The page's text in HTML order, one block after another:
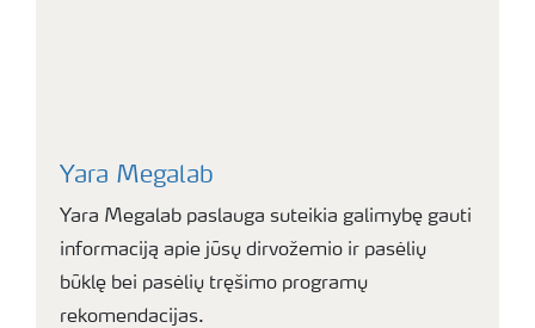
Yara Megalab
Yara Megalab paslauga suteikia galimybę gauti
informaciją apie jūsų dirvožemio ir pasėlių
būklę bei pasėlių tręšimo programų
rekomendacijas.